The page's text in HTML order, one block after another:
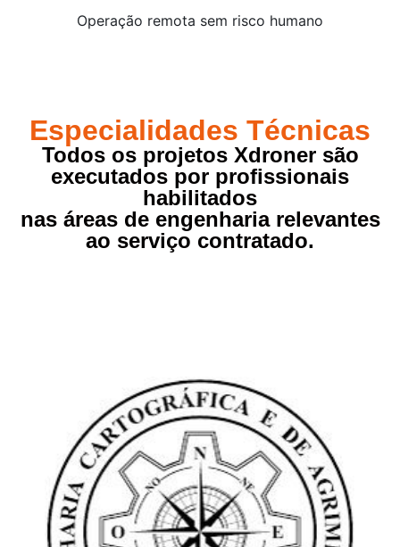
Operação remota sem risco humano
Especialidades Técnicas
Todos os projetos Xdroner são
executados por profissionais
habilitados
nas áreas de engenharia relevantes
ao serviço contratado.